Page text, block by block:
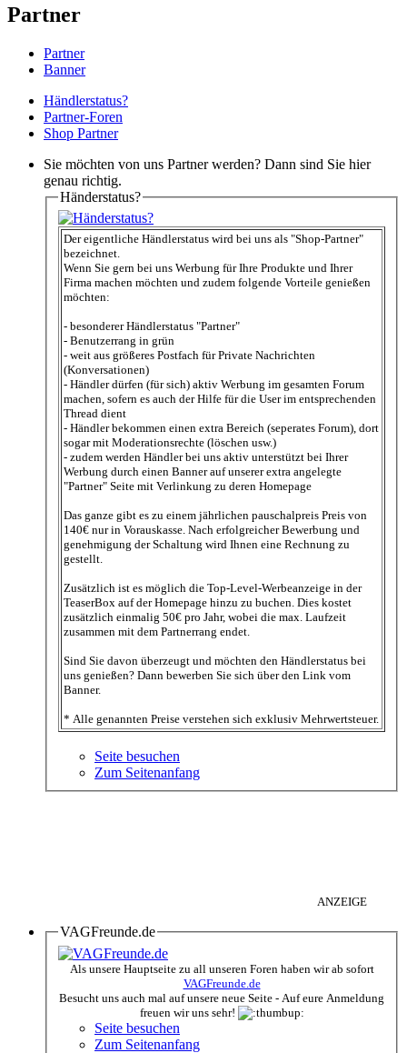
Partner
Partner
Banner
Händlerstatus?
Partner-Foren
Shop Partner
Sie möchten von uns Partner werden? Dann sind Sie hier
genau richtig.
Händerstatus?
Der eigentliche Händlerstatus wird bei uns als "Shop-Partner"
bezeichnet.
Wenn Sie gern bei uns Werbung für Ihre Produkte und Ihrer
Firma machen möchten und zudem folgende Vorteile genießen
möchten:
- besonderer Händlerstatus "Partner"
- Benutzerrang in grün
- weit aus größeres Postfach für Private Nachrichten
(Konversationen)
- Händler dürfen (für sich) aktiv Werbung im gesamten Forum
machen, sofern es auch der Hilfe für die User im entsprechenden
Thread dient
- Händler bekommen einen extra Bereich (seperates Forum), dort
sogar mit Moderationsrechte (löschen usw.)
- zudem werden Händler bei uns aktiv unterstützt bei Ihrer
Werbung durch einen Banner auf unserer extra angelegte
"Partner" Seite mit Verlinkung zu deren Homepage
Das ganze gibt es zu einem jährlichen pauschalpreis Preis von
140€ nur in Vorauskasse. Nach erfolgreicher Bewerbung und
genehmigung der Schaltung wird Ihnen eine Rechnung zu
gestellt.
Zusätzlich ist es möglich die Top-Level-Werbeanzeige in der
TeaserBox auf der Homepage hinzu zu buchen. Dies kostet
zusätzlich einmalig 50€ pro Jahr, wobei die max. Laufzeit
zusammen mit dem Partnerrang endet.
Sind Sie davon überzeugt und möchten den Händlerstatus bei
uns genießen? Dann bewerben Sie sich über den Link vom
Banner.
* Alle genannten Preise verstehen sich exklusiv Mehrwertsteuer.
Seite besuchen
Zum Seitenanfang
ANZEIGE
VAGFreunde.de
Als unsere Hauptseite zu all unseren Foren haben wir ab sofort
VAGFreunde.de
Besucht uns auch mal auf unsere neue Seite - Auf eure Anmeldung
freuen wir uns sehr!
Seite besuchen
Zum Seitenanfang